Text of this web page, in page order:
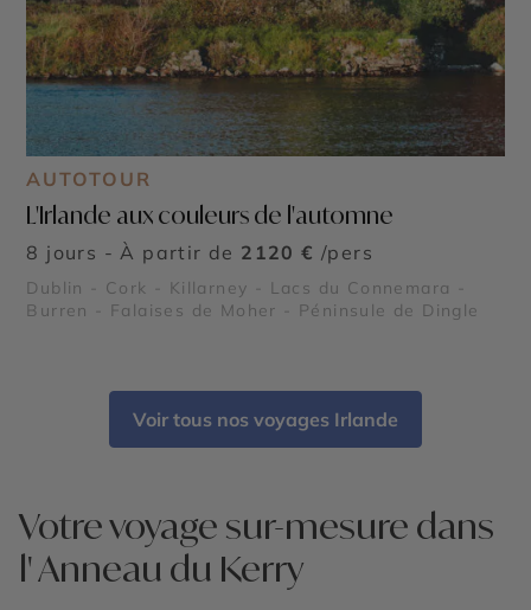
AUTOTOUR
L'Irlande aux couleurs de l'automne
8 jours - À partir de 2120 € /pers
Dublin - Cork - Killarney - Lacs du Connemara -
Burren - Falaises de Moher - Péninsule de Dingle
Voir tous nos voyages Irlande
Votre voyage sur-mesure dans
l' Anneau du Kerry